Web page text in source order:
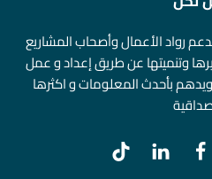
رواد الأعمال وأصحاب المشاريع
وتنميتها عن طريق إعداد و عمل
بأحدث المعلومات و اكثرها